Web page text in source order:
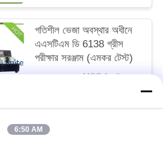
গতিশীল ভেজা অবস্থার অধীনে
এএসটিএম ডি 6138 গ্রীস
পরীক্ষার সরঞ্জাম (এমকর টেস্ট)
আলোচনা সাপেক্ষে MOQ:1 সেট এএসটিএম ডি 6138 গ্রীজ পরীক্ষার সরঞ্জাম
6:50 AM